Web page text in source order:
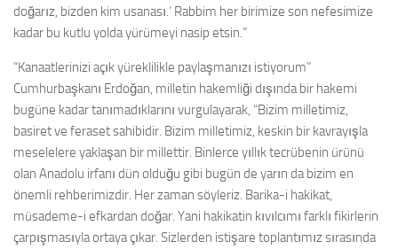
doğarız, bizden kim usanası.’ Rabbim her birimize son nefesimize
kadar bu kutlu yolda yürümeyi nasip etsin.”
“Kanaatlerinizi açık yüreklilikle paylaşmanızı istiyorum”
Cumhurbaşkanı Erdoğan, milletin hakemliği dışında bir hakemi
bugüne kadar tanımadıklarını vurgulayarak, “Bizim milletimiz,
basiret ve feraset sahibidir. Bizim milletimiz, keskin bir kavrayışla
meselelere yaklaşan bir millettir. Binlerce yıllık tecrübenin ürünü
olan Anadolu irfanı dün olduğu gibi bugün de yarın da bizim en
önemli rehberimizdir. Her zaman söyleriz. Barika-i hakikat,
müsademe-i efkardan doğar. Yani hakikatin kıvılcımı farklı fikirlerin
çarpışmasıyla ortaya çıkar. Sizlerden istişare toplantımız sırasında